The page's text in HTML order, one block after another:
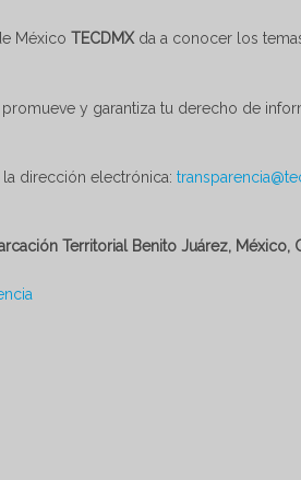
México TECDMX da a conocer los
promueve y garantiza tu derecho de
dirección electrónica:
Territorial Benito Juárez, México,